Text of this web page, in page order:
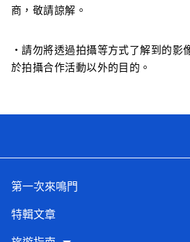
商，敬請諒解。
・請勿將透過拍攝等方式了解到的影
於拍攝合作活動以外的目的。
第一次來鳴門
特輯文章